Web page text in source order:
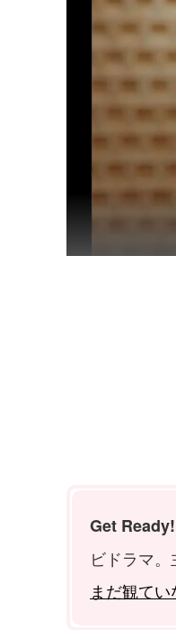
Get Ready!
ビドラマ。
まだ観てい